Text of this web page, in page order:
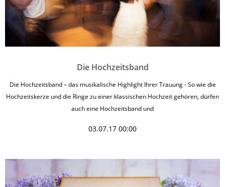
Die Hochzeitsband
Die Hochzeitsband – das musikalische Highlight Ihrer Trauung - So wie die
Hochzeitskerze und die Ringe zu einer klassischen Hochzeit gehören, dürfen
auch eine Hochzeitsband und
03.07.17 00:00